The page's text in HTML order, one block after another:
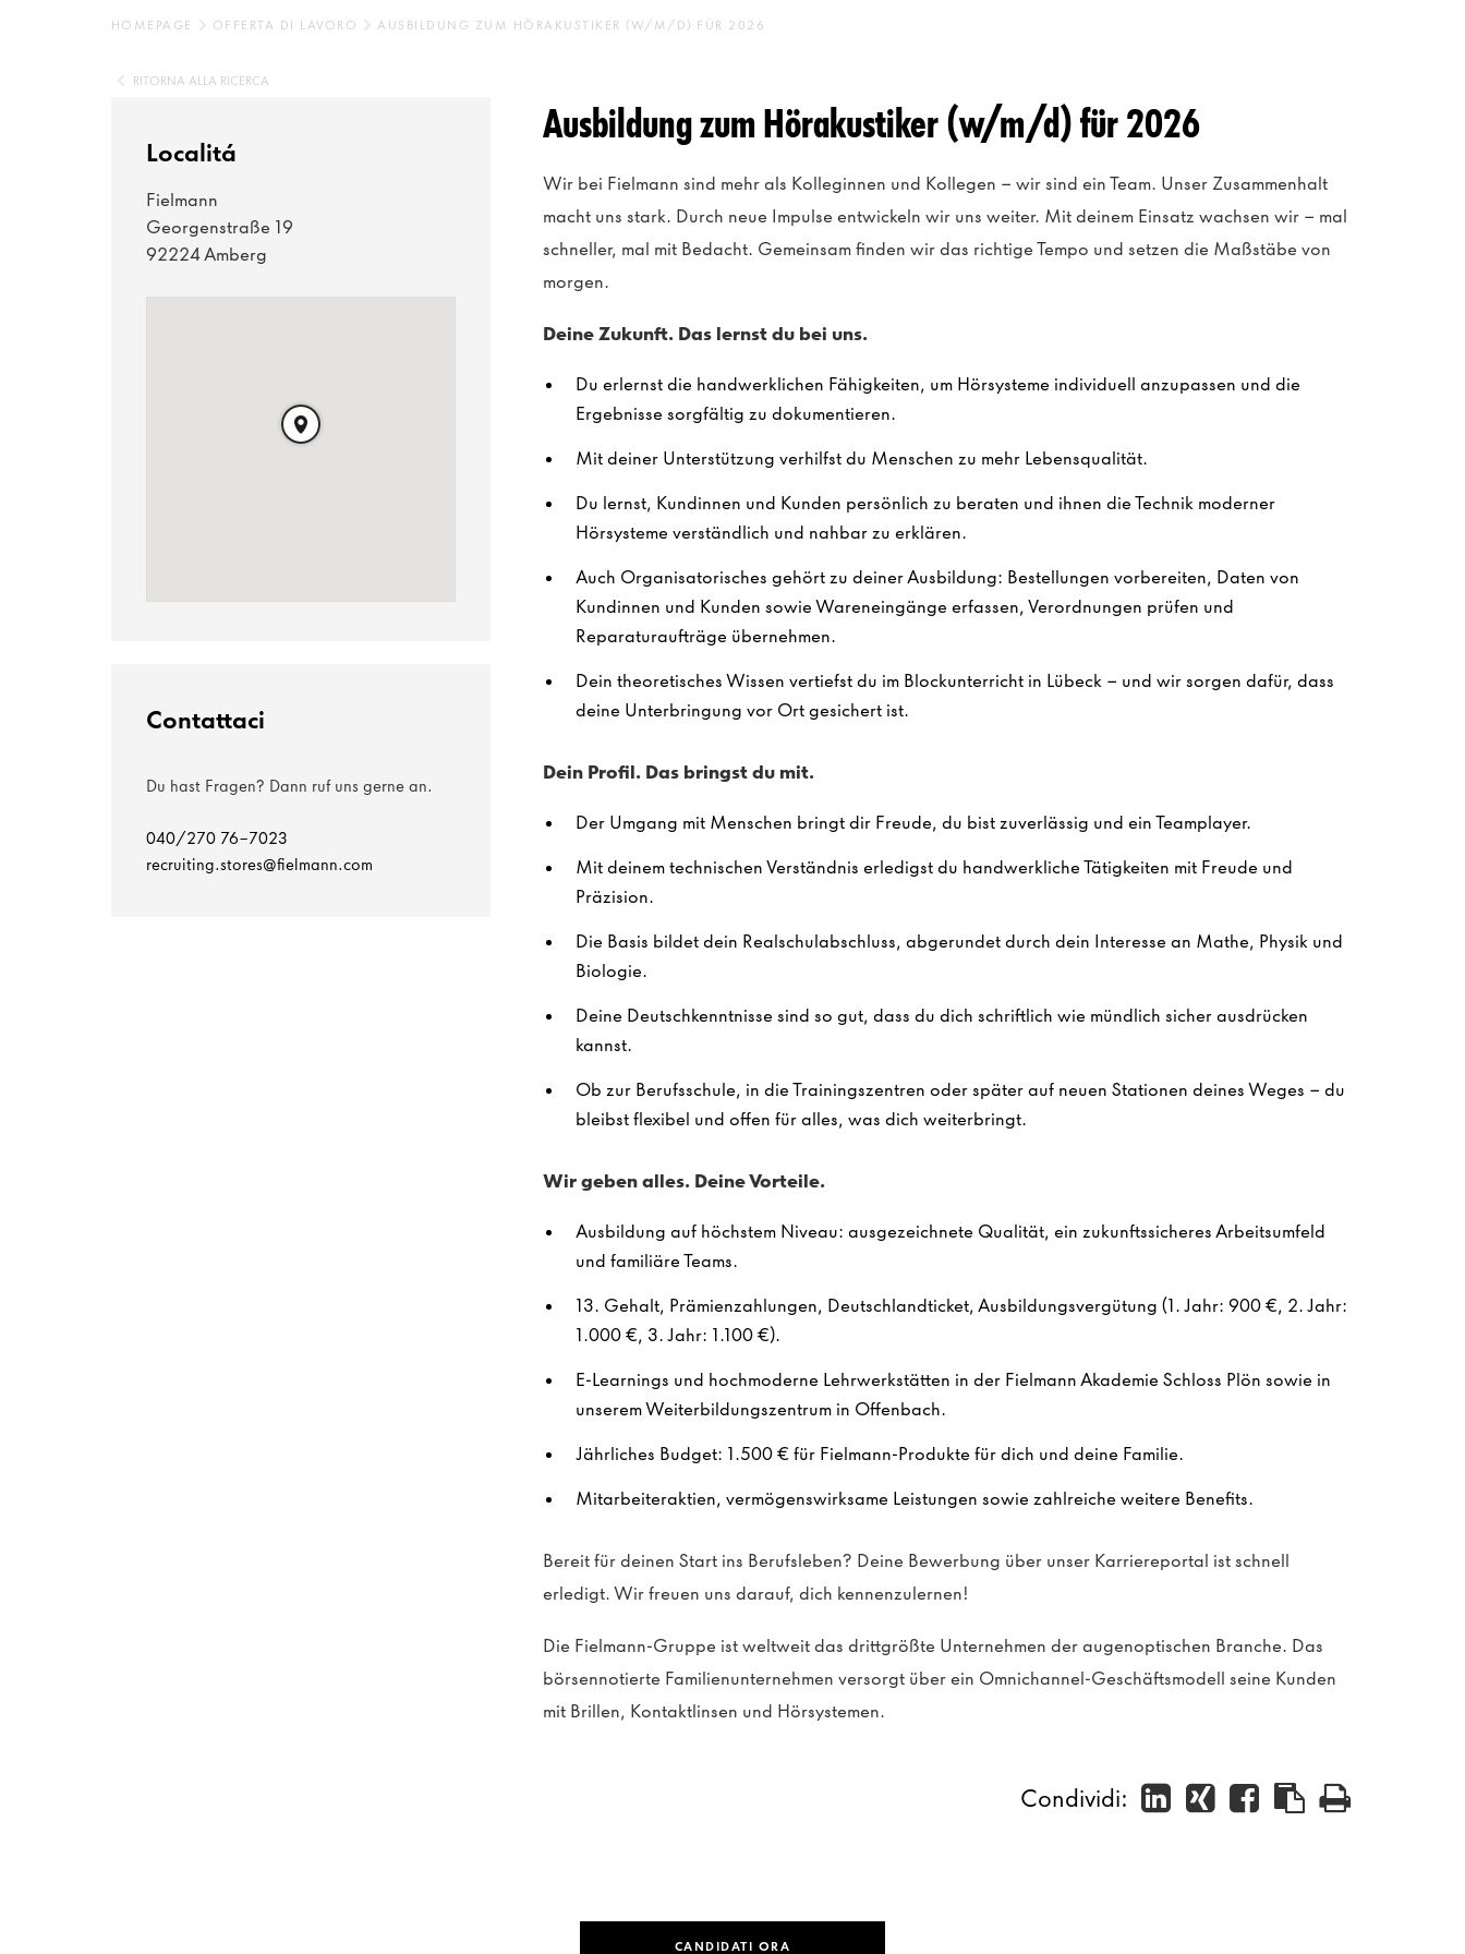
HOMEPAGE OFFERTA DI LAVORO AUSBILDUNG ZUM HÖRAKUSTIKER (W/M/D) FÜR 2026
RITORNA ALLA RICERCA
Ausbildung zum Hörakustiker (w/m/d) für 2026
Wir bei Fielmann sind mehr als Kolleginnen und Kollegen – wir sind ein Team. Unser Zusammenhalt
macht uns stark. Durch neue Impulse entwickeln wir uns weiter. Mit deinem Einsatz wachsen wir – mal
schneller, mal mit Bedacht. Gemeinsam finden wir das richtige Tempo und setzen die Maßstäbe von
morgen.
Deine Zukunft. Das lernst du bei uns.
Du erlernst die handwerklichen Fähigkeiten, um Hörsysteme individuell anzupassen und die
Ergebnisse sorgfältig zu dokumentieren.
Mit deiner Unterstützung verhilfst du Menschen zu mehr Lebensqualität.
Du lernst, Kundinnen und Kunden persönlich zu beraten und ihnen die Technik moderner
Hörsysteme verständlich und nahbar zu erklären.
Auch Organisatorisches gehört zu deiner Ausbildung: Bestellungen vorbereiten, Daten von
Kundinnen und Kunden sowie Wareneingänge erfassen, Verordnungen prüfen und
Reparaturaufträge übernehmen.
Dein theoretisches Wissen vertiefst du im Blockunterricht in Lübeck – und wir sorgen dafür, dass
deine Unterbringung vor Ort gesichert ist.
Dein Profil. Das bringst du mit.
Der Umgang mit Menschen bringt dir Freude, du bist zuverlässig und ein Teamplayer.
Mit deinem technischen Verständnis erledigst du handwerkliche Tätigkeiten mit Freude und
Präzision.
Die Basis bildet dein Realschulabschluss, abgerundet durch dein Interesse an Mathe, Physik und
Biologie.
Deine Deutschkenntnisse sind so gut, dass du dich schriftlich wie mündlich sicher ausdrücken
kannst.
Ob zur Berufsschule, in die Trainingszentren oder später auf neuen Stationen deines Weges – du
bleibst flexibel und offen für alles, was dich weiterbringt.
Wir geben alles. Deine Vorteile.
Ausbildung auf höchstem Niveau: ausgezeichnete Qualität, ein zukunftssicheres Arbeitsumfeld
und familiäre Teams.
13. Gehalt, Prämienzahlungen, Deutschlandticket, Ausbildungsvergütung (1. Jahr: 900 €, 2. Jahr:
1.000 €, 3. Jahr: 1.100 €).
E-Learnings und hochmoderne Lehrwerkstätten in der Fielmann Akademie Schloss Plön sowie in
unserem Weiterbildungszentrum in Offenbach.
Jährliches Budget: 1.500 € für Fielmann-Produkte für dich und deine Familie.
Mitarbeiteraktien, vermögenswirksame Leistungen sowie zahlreiche weitere Benefits.
Bereit für deinen Start ins Berufsleben? Deine Bewerbung über unser Karriereportal ist schnell
erledigt. Wir freuen uns darauf, dich kennenzulernen!
Die Fielmann-Gruppe ist weltweit das drittgrößte Unternehmen der augenoptischen Branche. Das
börsennotierte Familienunternehmen versorgt über ein Omnichannel-Geschäftsmodell seine Kunden
mit Brillen, Kontaktlinsen und Hörsystemen.
CANDIDATI ORA
Condividi:
Localitá
Fielmann
Georgenstraße 19
92224 Amberg
Contattaci
Du hast Fragen? Dann ruf uns gerne an.
040/270 76-7023
recruiting.stores@fielmann.com